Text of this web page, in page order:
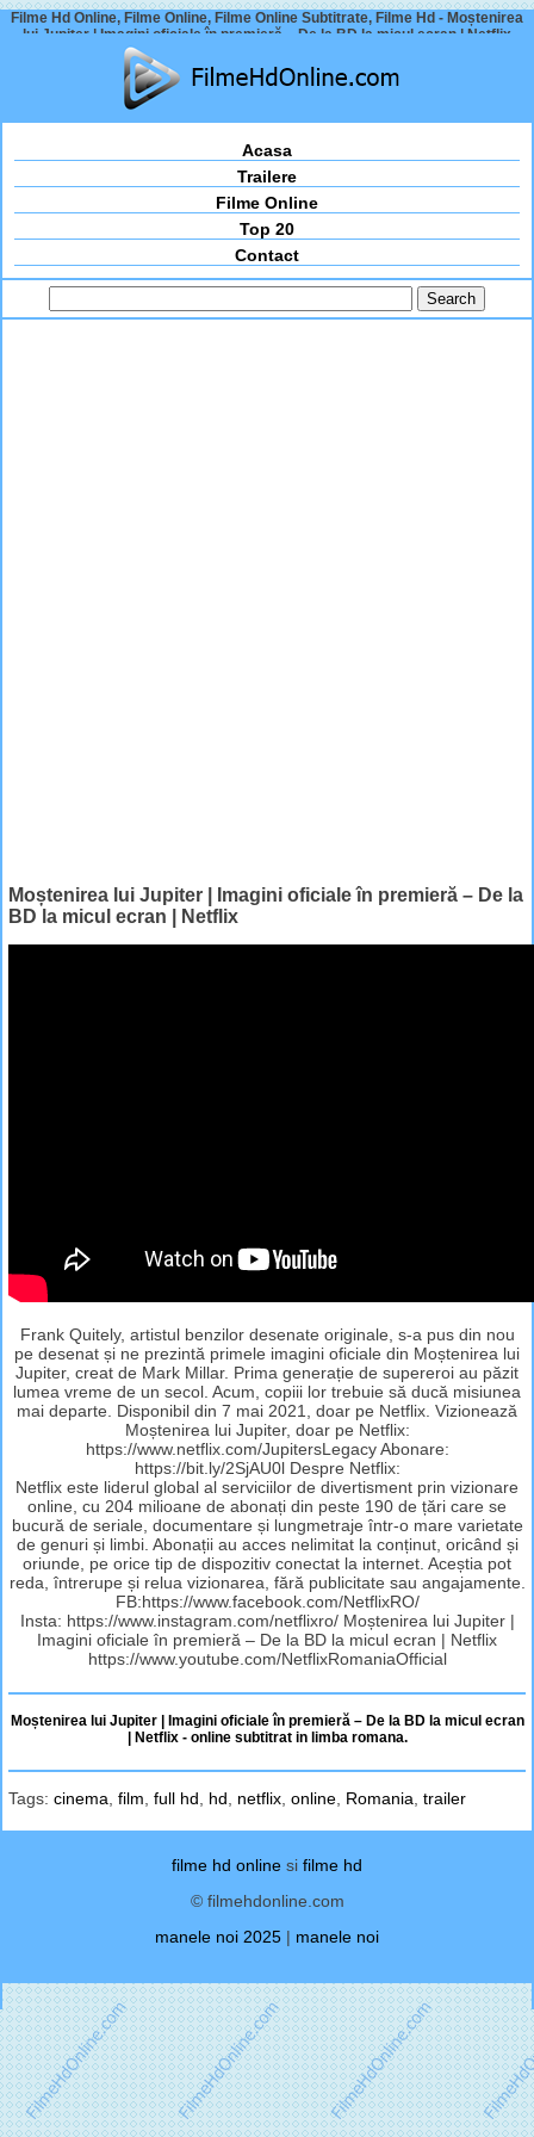
Filme Hd Online, Filme Online, Filme Online Subtitrate, Filme Hd - Moștenirea
lui Jupiter | Imagini oficiale în premieră – De la BD la micul ecran | Netflix
Acasa
Trailere
Filme Online
Top 20
Contact
Moștenirea lui Jupiter | Imagini oficiale în premieră – De la
BD la micul ecran | Netflix
Frank Quitely, artistul benzilor desenate originale, s-a pus din nou
pe desenat și ne prezintă primele imagini oficiale din Moștenirea lui
Jupiter, creat de Mark Millar. Prima generație de supereroi au păzit
lumea vreme de un secol. Acum, copiii lor trebuie să ducă misiunea
mai departe. Disponibil din 7 mai 2021, doar pe Netflix. Vizionează
Moștenirea lui Jupiter, doar pe Netflix:
https://www.netflix.com/JupitersLegacy Abonare:
https://bit.ly/2SjAU0l Despre Netflix:
Netflix este liderul global al serviciilor de divertisment prin vizionare
online, cu 204 milioane de abonați din peste 190 de țări care se
bucură de seriale, documentare și lungmetraje într-o mare varietate
de genuri și limbi. Abonații au acces nelimitat la conținut, oricând și
oriunde, pe orice tip de dispozitiv conectat la internet. Aceștia pot
reda, întrerupe și relua vizionarea, fără publicitate sau angajamente.
FB:https://www.facebook.com/NetflixRO/
Insta: https://www.instagram.com/netflixro/ Moștenirea lui Jupiter |
Imagini oficiale în premieră – De la BD la micul ecran | Netflix
https://www.youtube.com/NetflixRomaniaOfficial
Moștenirea lui Jupiter | Imagini oficiale în premieră – De la BD la micul ecran
| Netflix - online subtitrat in limba romana.
Tags: cinema film full hd hd netflix online Romania trailer
filme hd online si filme hd
© filmehdonline.com
manele noi 2025 | manele noi